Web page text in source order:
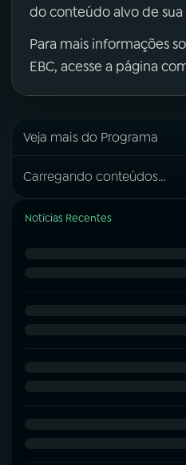
do conteúdo alvo de
Para mais informações
EBC, acesse a página
Veja mais do Programa
Carregando conteúdos...
Notícias Recentes